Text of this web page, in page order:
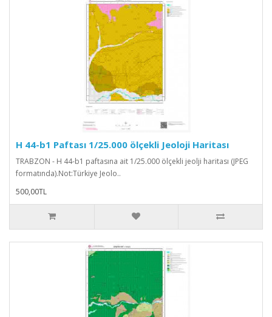
H 44-b1 Paftası 1/25.000 ölçekli Jeoloji Haritası
TRABZON - H 44-b1 paftasına ait 1/25.000 ölçekli jeolji haritası (JPEG
formatında).Not:Türkiye Jeolo..
500,00TL